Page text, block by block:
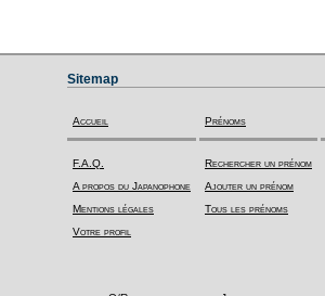
Sitemap
Accueil
F.A.Q.
A propos du Japanophone
Mentions légales
Votre profil
Prénoms
Rechercher un prénom
Ajouter un prénom
Tous les prénoms